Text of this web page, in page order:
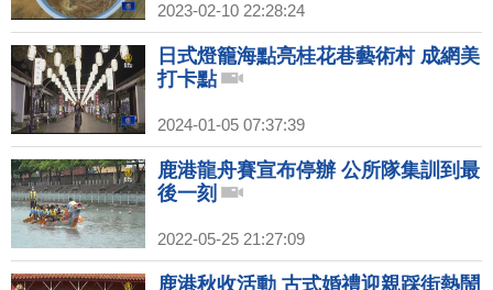
2023-02-10 22:28:24
日式燈籠海點亮桂花巷藝術村 成網美
打卡點
2024-01-05 07:37:39
鹿港龍舟賽宣布停辦 公所隊集訓到最
後一刻
2022-05-25 21:27:09
鹿港秋收活動 古式婚禮迎親踩街熱鬧